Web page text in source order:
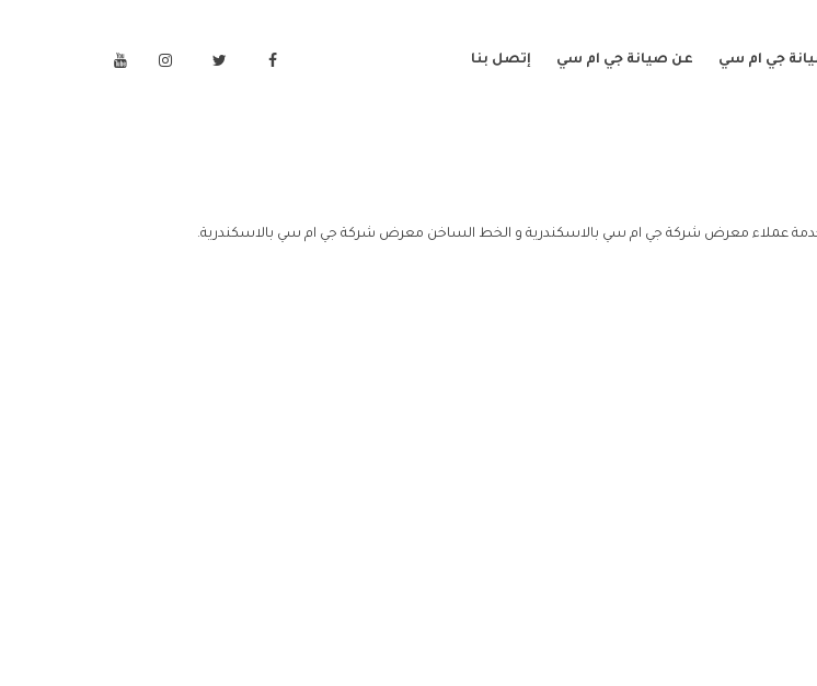
جي ام سي عن صيانة جي ام سي إتصل بنا
عملاء معرض شركة جي ام سي بالاسكندرية و الخط الساخن معرض شركة جي ام سي بالاسكندرية.